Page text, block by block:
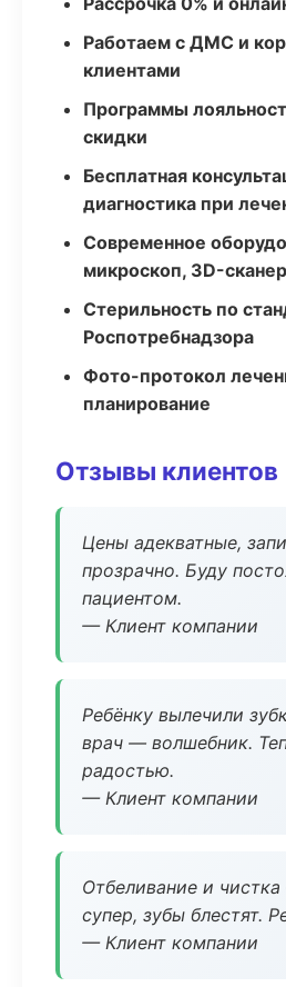
Работаем с ДМС и
клиентами
Программы
скидки
Бесплатная
диагностика при
Современное
микроскоп, 3D-
Стерильность по
Роспотребнадзора
Фото-протокол
планирование
Отзывы клиентов
Цены адекватные,
прозрачно. Буду
пациентом.
— Клиент компании
Ребёнку вылечили
врач — волшебник.
радостью.
— Клиент компании
Отбеливание и
супер, зубы блестят.
— Клиент компании